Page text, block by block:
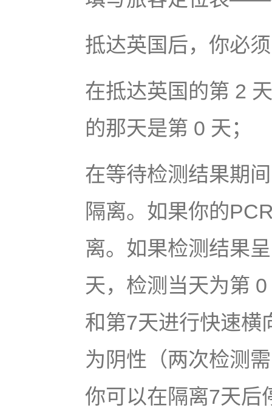
抵达英国后，你必
在抵达英国的第 2
的那天是第 0 天；
在等待检测结果期
隔离。如果你的
离。如果检测结果
天，检测当天为第
和第7天进行快速横
为阴性（两次检测
你可以在隔离7天后